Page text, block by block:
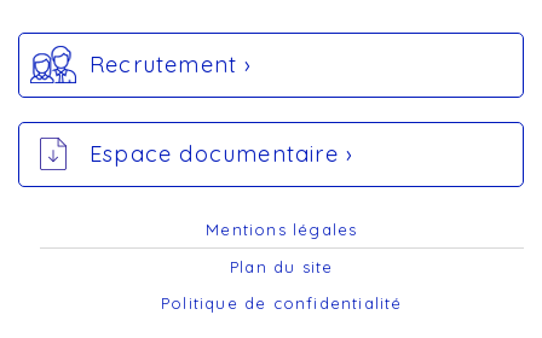
Recrutement ›
Espace documentaire ›
Mentions légales
Plan du site
Politique de confidentialité